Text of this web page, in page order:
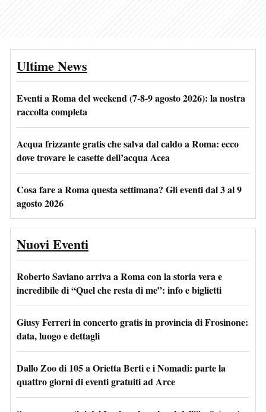
Ultime News
Eventi a Roma del weekend (7-8-9 agosto 2026): la nostra
raccolta completa
Acqua frizzante gratis che salva dal caldo a Roma: ecco
dove trovare le casette dell’acqua Acea
Cosa fare a Roma questa settimana? Gli eventi dal 3 al 9
agosto 2026
Nuovi Eventi
Roberto Saviano arriva a Roma con la storia vera e
incredibile di “Quel che resta di me”: info e biglietti
Giusy Ferreri in concerto gratis in provincia di Frosinone:
data, luogo e dettagli
Dallo Zoo di 105 a Orietta Berti e i Nomadi: parte la
quattro giorni di eventi gratuiti ad Arce